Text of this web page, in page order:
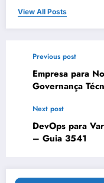
View All Posts
Previous post
Empresa para
Governança
Next post
DevOps para
– Guia 3541